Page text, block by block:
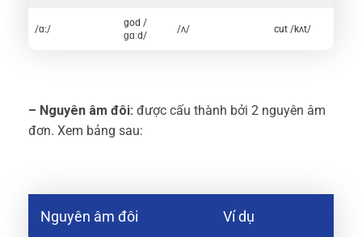
/ɑ:/
god /
ɡɑːd/
/ʌ/ cut /kʌt/
– Nguyên âm đôi: được cấu thành bởi 2 nguyên âm
đơn. Xem bảng sau:
Nguyên âm đôi Ví dụ